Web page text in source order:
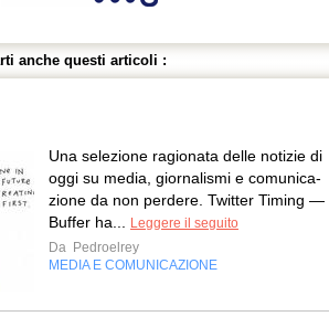
anche questi articoli :
Una sele­zione ragio­nata delle noti­zie di
oggi su media, gior­na­li­smi e comu­ni­ca­
zione da non perdere. Twit­ter Timing —
Buf­fer ha...
Leggere il seguito
Da Pedroelrey
MEDIA E COMUNICAZIONE